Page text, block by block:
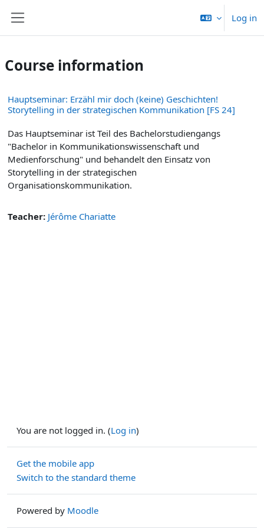
Log in
Course information
Hauptseminar: Erzähl mir doch (keine) Geschichten!
Storytelling in der strategischen Kommunikation [FS 24]
Das Hauptseminar ist Teil des Bachelorstudiengangs
"Bachelor in Kommunikationswissenschaft und
Medienforschung" und behandelt den Einsatz von
Storytelling in der strategischen
Organisationskommunikation.
Teacher: Jérôme Chariatte
You are not logged in. (Log in)
Get the mobile app
Switch to the standard theme
Powered by Moodle